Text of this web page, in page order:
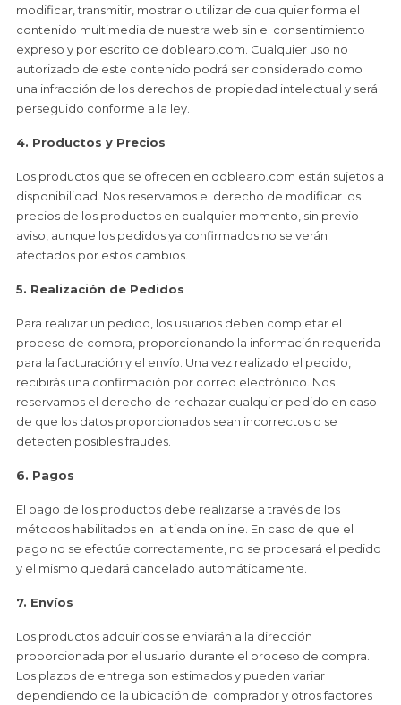
modificar, transmitir, mostrar o utilizar de cualquier forma el
contenido multimedia de nuestra web sin el consentimiento
expreso y por escrito de doblearo.com. Cualquier uso no
autorizado de este contenido podrá ser considerado como
una infracción de los derechos de propiedad intelectual y será
perseguido conforme a la ley.
4. Productos y Precios
Los productos que se ofrecen en doblearo.com están sujetos a
disponibilidad. Nos reservamos el derecho de modificar los
precios de los productos en cualquier momento, sin previo
aviso, aunque los pedidos ya confirmados no se verán
afectados por estos cambios.
5. Realización de Pedidos
Para realizar un pedido, los usuarios deben completar el
proceso de compra, proporcionando la información requerida
para la facturación y el envío. Una vez realizado el pedido,
recibirás una confirmación por correo electrónico. Nos
reservamos el derecho de rechazar cualquier pedido en caso
de que los datos proporcionados sean incorrectos o se
detecten posibles fraudes.
6. Pagos
El pago de los productos debe realizarse a través de los
métodos habilitados en la tienda online. En caso de que el
pago no se efectúe correctamente, no se procesará el pedido
y el mismo quedará cancelado automáticamente.
7. Envíos
Los productos adquiridos se enviarán a la dirección
proporcionada por el usuario durante el proceso de compra.
Los plazos de entrega son estimados y pueden variar
dependiendo de la ubicación del comprador y otros factores